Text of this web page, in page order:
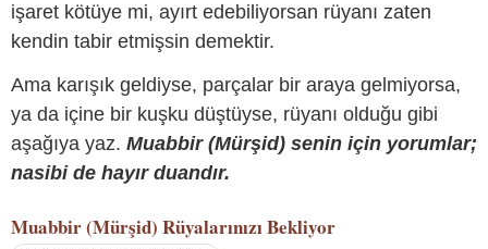
işaret kötüye mi, ayırt edebiliyorsan rüyanı zaten
kendin tabir etmişsin demektir.
Ama karışık geldiyse, parçalar bir araya gelmiyorsa,
ya da içine bir kuşku düştüyse, rüyanı olduğu gibi
aşağıya yaz. Muabbir (Mürşid) senin için yorumlar;
nasibi de hayır duandır.
Muabbir (Mürşid) Rüyalarınızı Bekliyor